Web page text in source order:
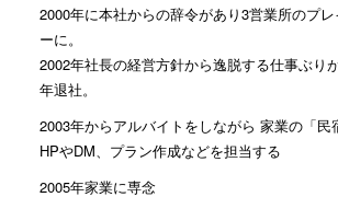
2000年に本社からの辞令があり3営業所のプ
ーに。
2002年社長の経営方針から逸脱する仕事ぶり
年退社。
2003年からアルバイトをしながら 家業の「民
HPやDM、プラン作成などを担当する
2005年家業に専念